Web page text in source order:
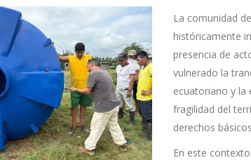
La comunidad
históricamente
presencia de
vulnerado la
ecuatoriano y la
fragilidad del
derechos
En este